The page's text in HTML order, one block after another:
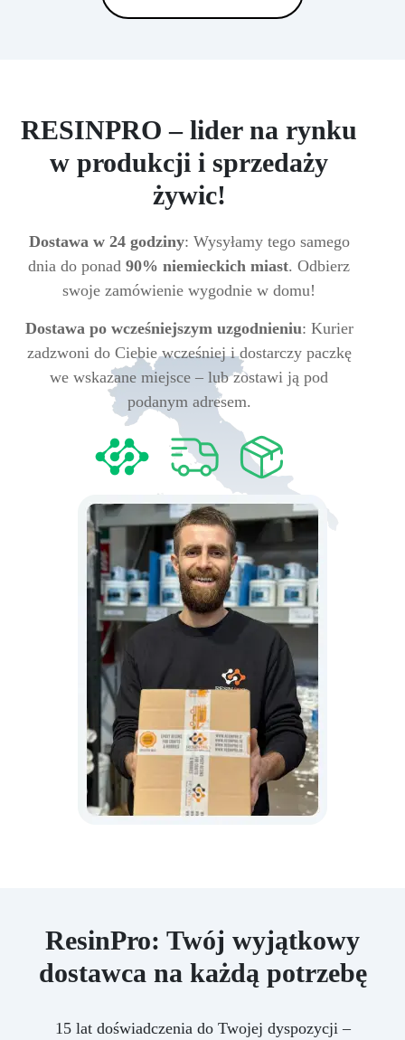
RESINPRO – lider na rynku
w produkcji i sprzedaży
żywic!
Dostawa w 24 godziny: Wysyłamy tego samego
dnia do ponad 90% niemieckich miast. Odbierz
swoje zamówienie wygodnie w domu!
Dostawa po wcześniejszym uzgodnieniu: Kurier
zadzwoni do Ciebie wcześniej i dostarczy paczkę
we wskazane miejsce – lub zostawi ją pod
podanym adresem.
ResinPro: Twój wyjątkowy
dostawca na każdą potrzebę
15 lat doświadczenia do Twojej dyspozycji –